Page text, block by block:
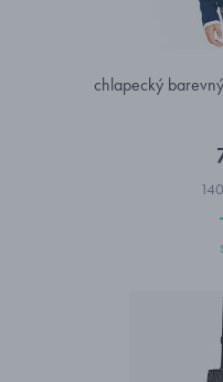
chlapecký
140